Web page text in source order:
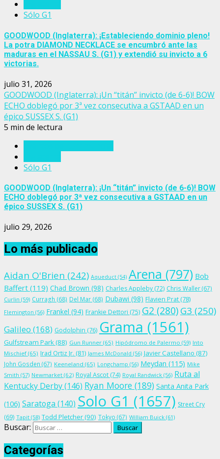
Sólo G1
GOODWOOD (Inglaterra): ¡Estableciendo dominio pleno!
La potra DIAMOND NECKLACE se encumbró ante las
maduras en el NASSAU S. (G1) y extendió su invicto a 6
victorias.
julio 31, 2026
GOODWOOD (Inglaterra): ¡Un “titán” invicto (de 6-6)! BOW
ECHO doblegó por 3ª vez consecutiva a GSTAAD en un
épico SUSSEX S. (G1)
5 min de lectura
Sólo G1
GOODWOOD (Inglaterra): ¡Un “titán” invicto (de 6-6)! BOW
ECHO doblegó por 3ª vez consecutiva a GSTAAD en un
épico SUSSEX S. (G1)
julio 29, 2026
Lo más publicado
Aidan O'Brien (242) Aqueduct (54) Arena (797) Bob
Baffert (119) Chad Brown (98) Charles Appleby (72) Chris Waller(67)
Curlin (59) Curragh (68) Del Mar (68) Dubawi (98) Flavien Prat (78)
Flemington (56) Frankel (94) Frankie Dettori (75) G2 (280)G3 (250)
Galileo (168) Godolphin (76) Grama (1561)
Gulfstream Park(88) Gun Runner (65) Hipódromo de Palermo (59) Into
Mischief (65) Irad Ortiz Jr. (81) James McDonald (56) Javier Castellano (87)
John Gosden (67) Keeneland (65) Longchamp (56) Meydan (115) Mike
Smith (57) Newmarket (62) Royal Ascot (74) Royal Randwick (56) Ruta al
Kentucky Derby(146) Ryan Moore (189) Santa Anita Park
(106) Saratoga (140) Solo G1 (1657) Street Cry
(69) Tapit (58) Todd Pletcher(90) Tokyo (67) William Buick (61)
Buscar:
Categorías